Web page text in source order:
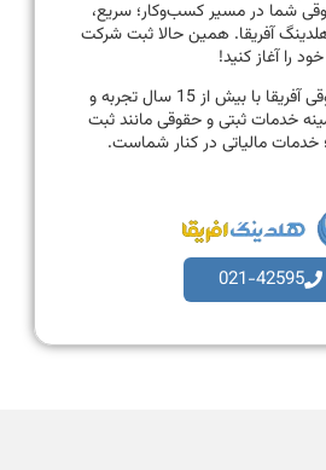
حقوقی شما در مسیر کسب‌وکار؛ سریع،
آفریقا. همین حالا ثبت شرکت
خود را آغاز کنید!
هلدینگ ثبتی و حقوقی آفریقا با بیش از 15 سال تجربه و
خدمات ثبتی و حقوقی مانند ثبت
خدمات مالیاتی در کنار شماست.
021-42595